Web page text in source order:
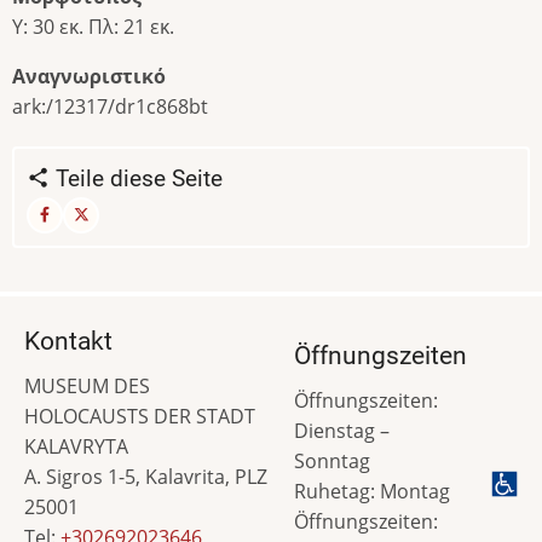
Υ: 30 εκ. Πλ: 21 εκ.
Αναγνωριστικό
ark:/12317/dr1c868bt
Teile diese Seite
Kontakt
MUSEUM DES
HOLOCAUSTS DER STADT
KALAVRYTA
A. Sigros 1-5, Kalavrita, PLZ
25001
Öffnungszeiten
Öffnungszeiten:
Dienstag –
Sonntag
Ruhetag: Montag
Öffnungszeiten: